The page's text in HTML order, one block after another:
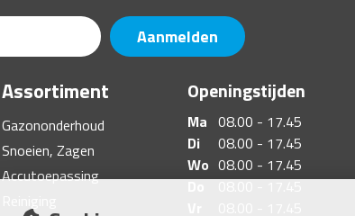
Aanmelden
Assortiment
Gazononderhoud
Snoeien, Zagen
Accutoepassing
Openingstijden
Ma 08.00 - 17.45
Di
08.00 - 17.45
Wo 08.00 - 17.45
Do 08.00 - 17.45